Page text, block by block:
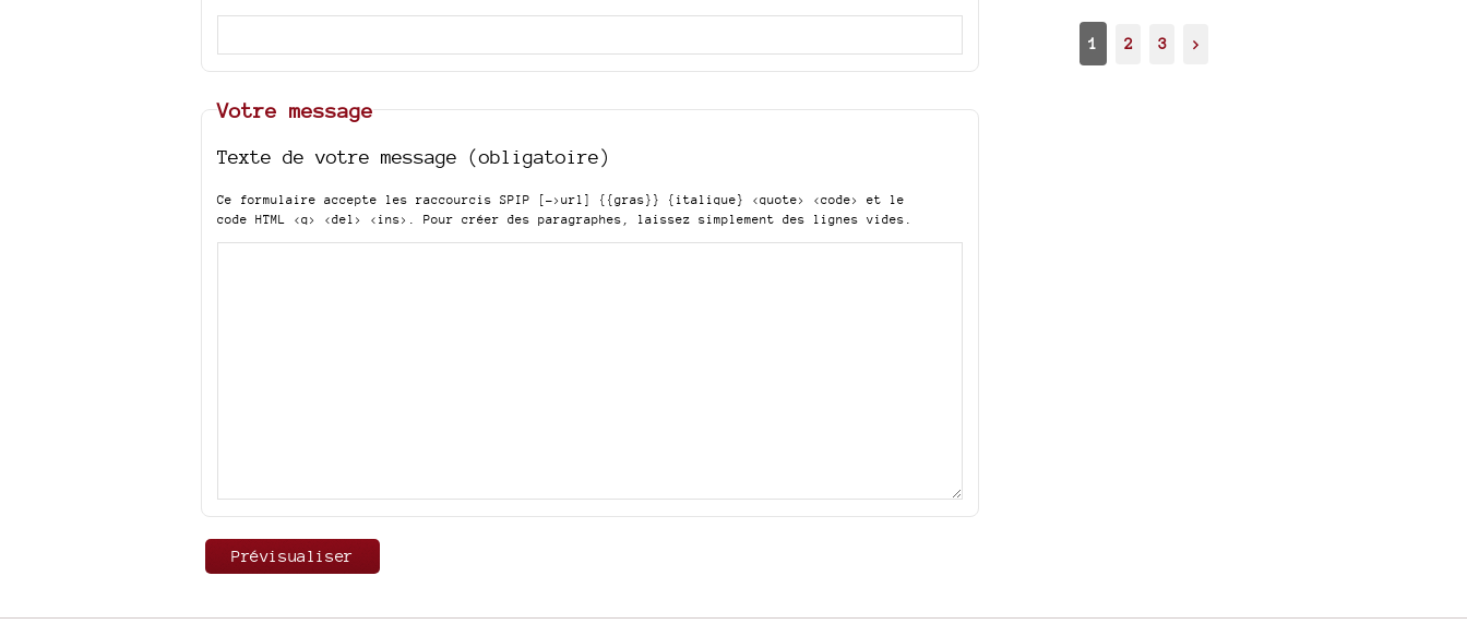
Votre message
Texte de votre message (obligatoire)
Ce formulaire accepte les raccourcis SPIP [->url] {{gras}} {italique} <quote> <code>
et le
code HTML <q> <del> <ins> . Pour créer des paragraphes, laissez simplement des lignes vides.
1 2 3 >